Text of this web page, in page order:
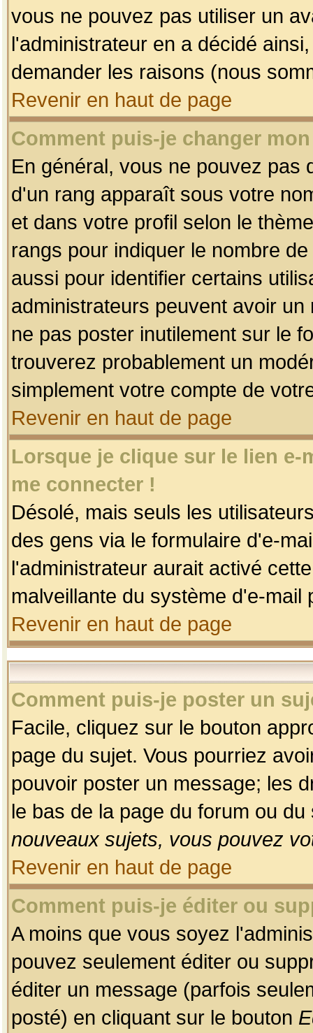
vous ne pouvez pas utiliser un
l'administrateur en a décidé
demander les raisons (nous
Revenir en haut de page
Comment puis-je changer
En général, vous ne pouvez pas
d'un rang apparaît sous votre
et dans votre profil selon le
rangs pour indiquer le nombre
aussi pour identifier certains
administrateurs peuvent avoir
ne pas poster inutilement sur le
trouverez probablement un
simplement votre compte de
Revenir en haut de page
Lorsque je clique sur le lien
me connecter !
Désolé, mais seuls les
des gens via le formulaire d'e-
l'administrateur aurait activé
malveillante du système d'e-
Revenir en haut de page
Comment puis-je poster un
Facile, cliquez sur le bouton
page du sujet. Vous pourriez
pouvoir poster un message; les
le bas de la page du forum ou
nouveaux sujets, vous pouvez
Revenir en haut de page
Comment puis-je éditer ou
A moins que vous soyez
pouvez seulement éditer ou
éditer un message (parfois
posté) en cliquant sur le bouton